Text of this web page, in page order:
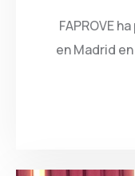
FAPROVE
en Madrid